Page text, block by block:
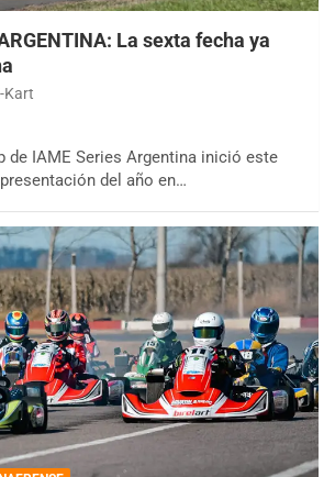
La sexta fecha ya
Kart
de IAME Series Argentina inició este
del año en…